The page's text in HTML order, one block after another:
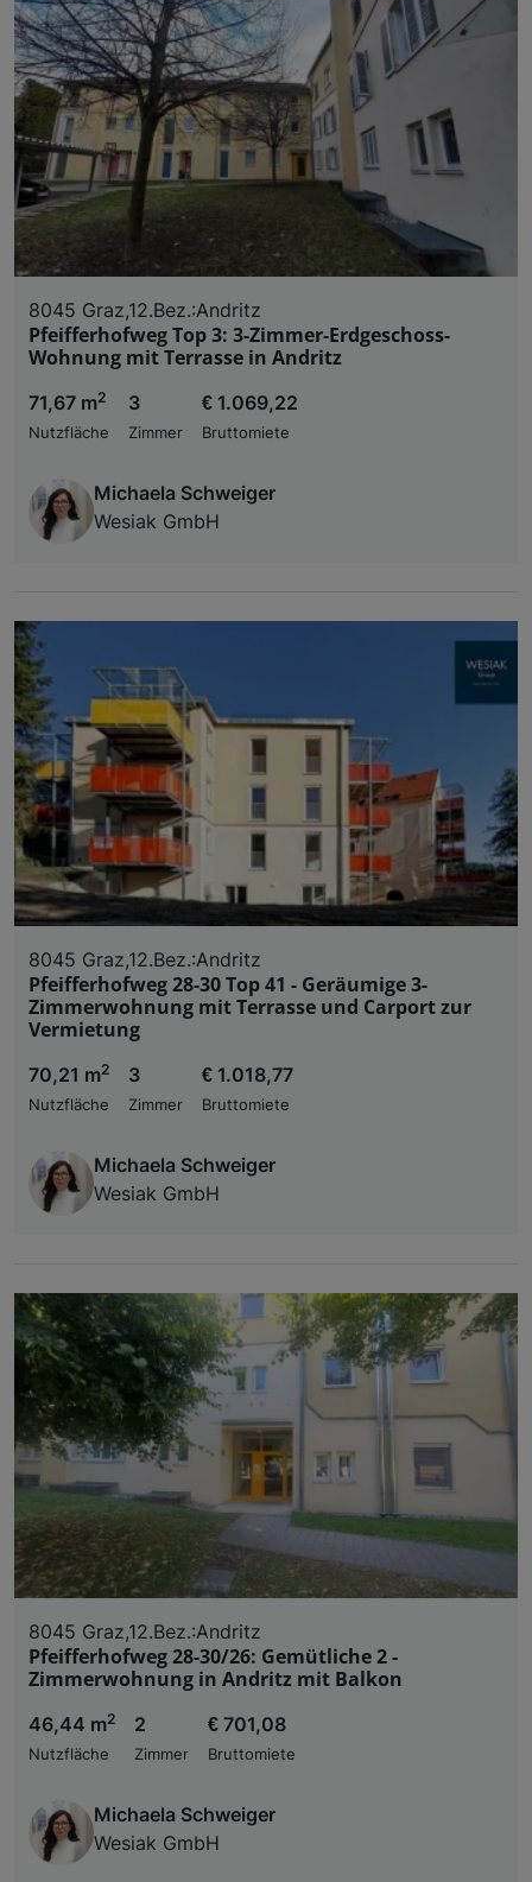
8045 Graz,12.Bez.:Andritz
Pfeifferhofweg Top 3: 3-Zimmer-Erdgeschoss-
Wohnung mit Terrasse in Andritz
71,67 m2
Nutzfläche
3
Zimmer
€ 1.069,22
Bruttomiete
Michaela Schweiger
Wesiak GmbH
8045 Graz,12.Bez.:Andritz
Pfeifferhofweg 28-30 Top 41 - Geräumige 3-
Zimmerwohnung mit Terrasse und Carport zur
Vermietung
70,21 m2
Nutzfläche
3
Zimmer
€ 1.018,77
Bruttomiete
Michaela Schweiger
Wesiak GmbH
8045 Graz,12.Bez.:Andritz
Pfeifferhofweg 28-30/26: Gemütliche 2 -
Zimmerwohnung in Andritz mit Balkon
46,44 m2
Nutzfläche
2
Zimmer
€ 701,08
Bruttomiete
Michaela Schweiger
Wesiak GmbH